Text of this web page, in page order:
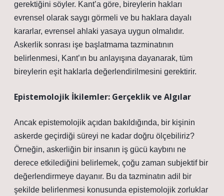
gerektiğini söyler. Kant’a göre, bireylerin hakları
evrensel olarak saygı görmeli ve bu haklara dayalı
kararlar, evrensel ahlaki yasaya uygun olmalıdır.
Askerlik sonrası işe başlatmama tazminatının
belirlenmesi, Kant’ın bu anlayışına dayanarak, tüm
bireylerin eşit haklarla değerlendirilmesini gerektirir.
Epistemolojik İkilemler: Gerçeklik ve Algılar
Ancak epistemolojik açıdan bakıldığında, bir kişinin
askerde geçirdiği süreyi ne kadar doğru ölçebiliriz?
Örneğin, askerliğin bir insanın iş gücü kaybını ne
derece etkilediğini belirlemek, çoğu zaman subjektif bir
değerlendirmeye dayanır. Bu da tazminatın adil bir
şekilde belirlenmesi konusunda epistemolojik zorluklar